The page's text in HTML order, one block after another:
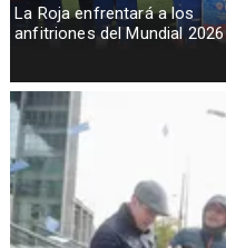
La Roja enfrentará a los
anfitriones del Mundial 2026